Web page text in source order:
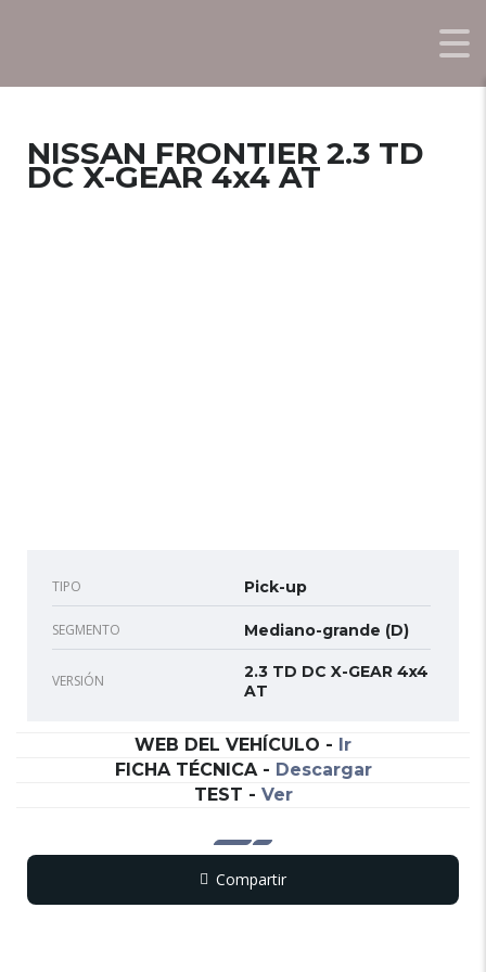
NISSAN FRONTIER 2.3 TD
DC X-GEAR 4x4 AT
TIPO Pick-up
SEGMENTO Mediano-grande (D)
VERSIÓN
2.3 TD DC X-GEAR 4x4
AT
WEB DEL VEHÍCULO - Ir
FICHA TÉCNICA- Descargar
TEST - Ver
Compartir
CopyWhatsApp
Messenger
Email
Print